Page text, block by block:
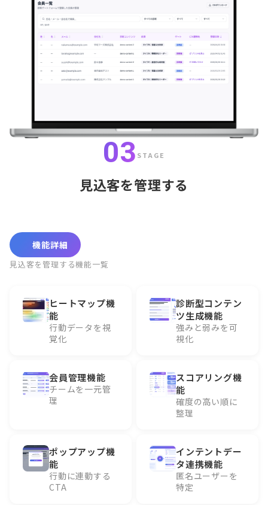
03 STAGE
見込客を管理する
機能詳細
見込客を管理する機能一覧
ヒートマップ機
能
行動データを視
覚化
診断型コンテン
ツ生成機能
強みと弱みを可
視化
会員管理機能
チームを一元管
理
スコアリング機
能
確度の高い順に
整理
ポップアップ機
能
行動に連動する
CTA
インテントデー
タ連携機能
匿名ユーザーを
特定